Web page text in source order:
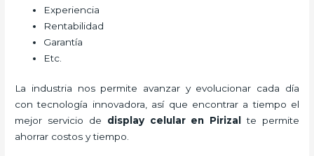
Experiencia
Rentabilidad
Garantía
Etc.
La industria nos permite avanzar y evolucionar cada día
con tecnología innovadora, así que encontrar a tiempo el
mejor servicio de display celular en Pirizal
te permite
ahorrar costos y tiempo.